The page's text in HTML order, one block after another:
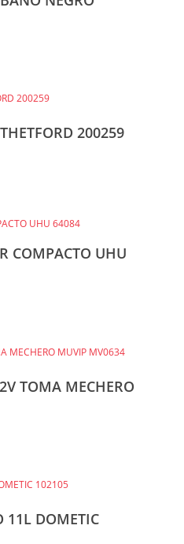
200259
COMPACTO UHU
TOMA MECHERO
11L DOMETIC